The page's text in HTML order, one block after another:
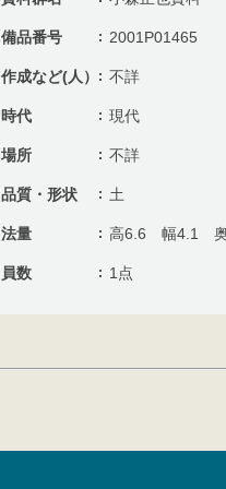
備品番号 2001P01465
作成など(人） 不詳
時代 現代
場所 不詳
品質・形状 土
法量 高6.6 幅4.1
員数 1点